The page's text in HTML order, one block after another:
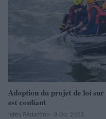
Adoption du projet de loi
est confiant
Infos Rédaction · 9 Oct 2023